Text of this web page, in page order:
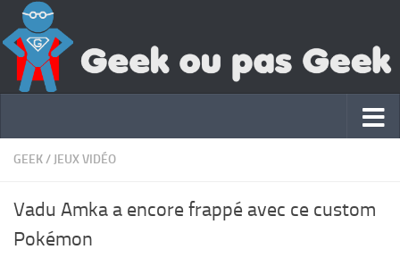
GEEK/ JEUX VIDÉO
Vadu Amka a encore frappé avec ce custom
Pokémon